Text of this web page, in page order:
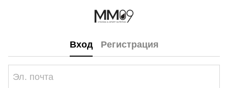
Вход Регистрация